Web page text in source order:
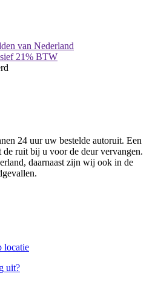
van Nederland
21% BTW
24 uur uw bestelde autoruit. Een
ruit bij u voor de deur vervangen.
daarnaast zijn wij ook in de
locatie
uit?